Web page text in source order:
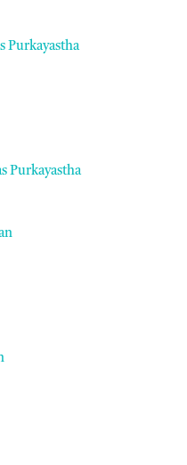
Purkayastha
Purkayastha